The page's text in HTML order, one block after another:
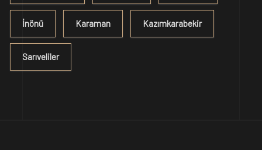
İnönü Karaman Kazımkarabekir
Sarıveliler